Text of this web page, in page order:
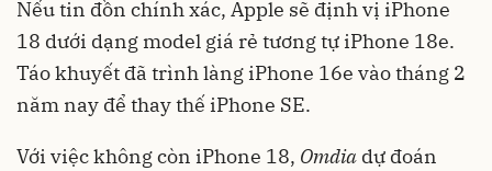
Nếu tin đồn chính xác, Apple sẽ định vị iPhone
18 dưới dạng model giá rẻ tương tự iPhone 18e.
Táo khuyết đã trình làng iPhone 16e vào tháng 2
năm nay để thay thế iPhone SE.
Với việc không còn iPhone 18, Omdia dự đoán